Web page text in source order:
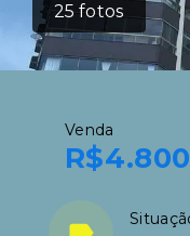
25fotos
Venda